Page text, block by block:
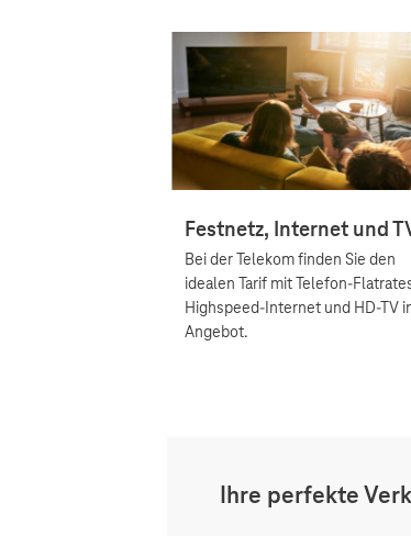
Festnetz, Internet und
Bei der Telekom finden Sie den
idealen Tarif mit Telefon-
Highspeed-Internet und HD-TV
Angebot.
Ihre perfekte